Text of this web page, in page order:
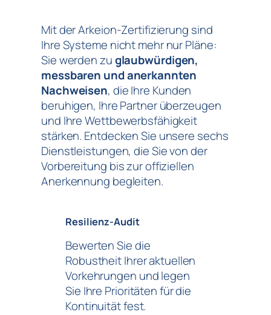
Mit der Arkeion-Zertifizierung sind
Ihre Systeme nicht mehr nur Pläne:
Sie werden zuglaubwürdigen,
messbaren und anerkannten
Nachweisen, die Ihre Kunden
beruhigen, Ihre Partner überzeugen
und Ihre Wettbewerbsfähigkeit
stärken. Entdecken Sie unsere sechs
Dienstleistungen, die Sie von der
Vorbereitung bis zur offiziellen
Anerkennung begleiten.
Resilienz-Audit
Bewerten Sie die
Robustheit Ihrer aktuellen
Vorkehrungen und legen
Sie Ihre Prioritäten für die
Kontinuität fest.